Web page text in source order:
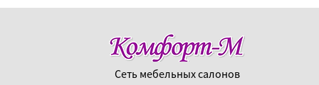
Сеть мебельных салонов